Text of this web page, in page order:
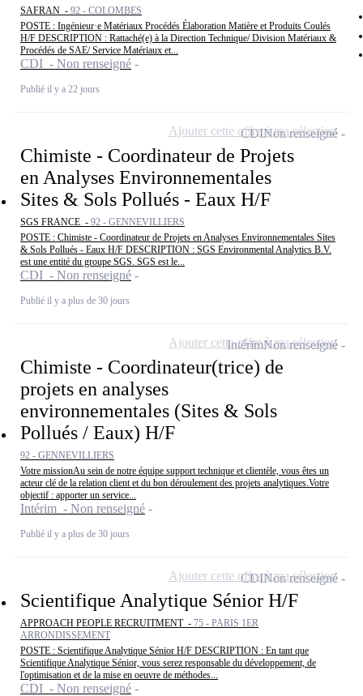
SAFRAN - 92 - COLOMBES
POSTE : Ingénieur·e Matériaux Procédés Élaboration Matière et Produits Coulés
H/F DESCRIPTION : Rattaché(e) à la Direction Technique/ Division Matériaux &
Procédés de SAE/ Service Matériaux et...
CDI - Non renseigné
Publié il y a 22 jours
Chimiste - Coordinateur de Projets
en Analyses Environnementales
Sites & Sols Pollués - Eaux H/F
SGS FRANCE - 92 - GENNEVILLIERS
POSTE : Chimiste - Coordinateur de Projets en Analyses Environnementales Sites
& Sols Pollués - Eaux H/F DESCRIPTION : SGS Environmental Analytics B.V.
est une entité du groupe SGS. SGS est le...
CDI - Non renseigné
Publié il y a plus de 30 jours
CDINon renseigné
Ajouter cette offre à ma sélection
Chimiste - Coordinateur(trice) de
projets en analyses
environnementales (Sites & Sols
Pollués / Eaux) H/F
92 - GENNEVILLIERS
Votre missionAu sein de notre équipe support technique et clientèle, vous êtes un
acteur clé de la relation client et du bon déroulement des projets analytiques.Votre
objectif : apporter un service...
Intérim - Non renseigné
Publié il y a plus de 30 jours
IntérimNon renseigné
Ajouter cette offre à ma sélection
Scientifique Analytique Sénior H/F
APPROACH PEOPLE RECRUITMENT - 75 - PARIS 1ER
ARRONDISSEMENT
POSTE : Scientifique Analytique Sénior H/F DESCRIPTION : En tant que
Scientifique Analytique Sénior, vous serez responsable du développement, de
l'optimisation et de la mise en oeuvre de méthodes...
CDI - Non renseigné
CDINon renseigné
Ajouter cette offre à ma sélection